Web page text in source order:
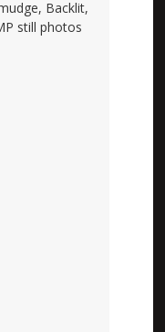
Backlit,
still photos